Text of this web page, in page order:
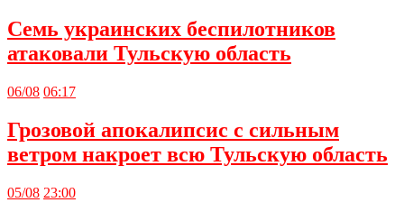
Семь украинских беспилотников
атаковали Тульскую область
06/08 06:17
Грозовой апокалипсис с сильным
ветром накроет всю Тульскую область
05/08 23:00